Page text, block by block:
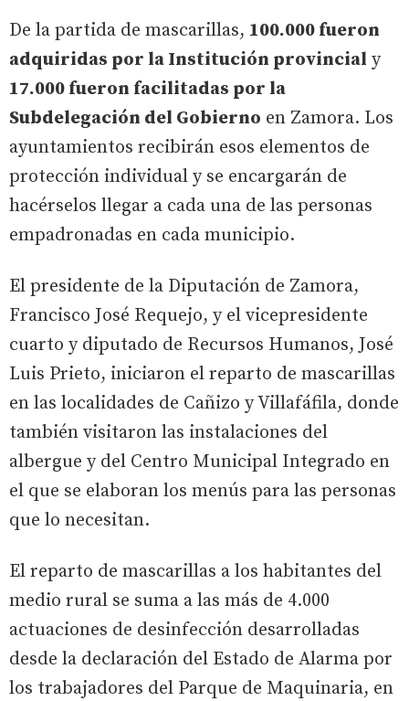
De la partida de mascarillas, 100.000 fueron
adquiridas por la Institución provincial y
17.000 fueron facilitadas por la
Subdelegación del Gobierno en Zamora. Los
ayuntamientos recibirán esos elementos de
protección individual y se encargarán de
hacérselos llegar a cada una de las personas
empadronadas en cada municipio.
El presidente de la Diputación de Zamora,
Francisco José Requejo, y el vicepresidente
cuarto y diputado de Recursos Humanos, José
Luis Prieto, iniciaron el reparto de mascarillas
en las localidades de Cañizo y Villafáfila, donde
también visitaron las instalaciones del
albergue y del Centro Municipal Integrado en
el que se elaboran los menús para las personas
que lo necesitan.
El reparto de mascarillas a los habitantes del
medio rural se suma a las más de 4.000
actuaciones de desinfección desarrolladas
desde la declaración del Estado de Alarma por
los trabajadores del Parque de Maquinaria, en